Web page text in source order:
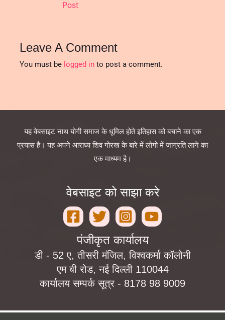
Post
Leave A Comment
You must be logged in to post a comment.
यह वेबसाइट नाथ योगी समाज के धूमिल होते इतिहास को बचाने का एक
प्रयास है। यह अपने आराध्य शिव गोरख के बारे में लोगो में जाग्रति लाने का
एक माध्यम है।
वेबसाइट को साझा करे
पंजीकृत कार्यालय
डी - 52 ए, तीसरी मंजिल, विश्वकर्मा कॉलोनी
एम बी रोड, नई दिल्ली 110044
कार्यालय सम्पर्क सूत्र - 8178 98 9009